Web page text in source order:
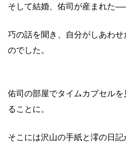
そして結婚、佑司が産まれた
巧の話を聞き、自分がしあわ
のでした。
佑司の部屋でタイムカプセル
ることに。
そこには沢山の手紙と澪の日記